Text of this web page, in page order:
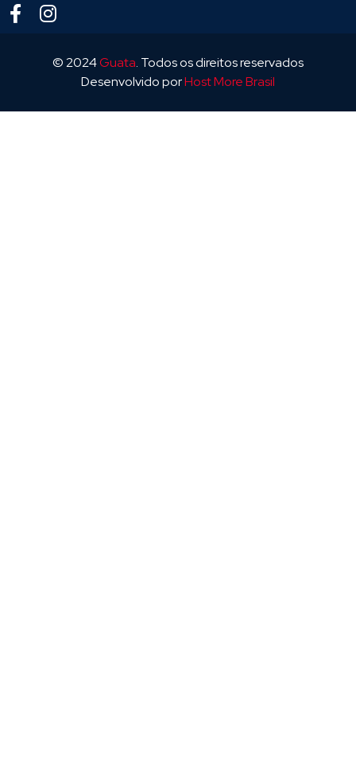
© 2024Guata. Todos os direitos reservados
Desenvolvido porHost More Brasil